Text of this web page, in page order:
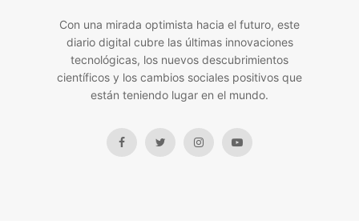
Con una mirada optimista hacia el futuro, este
diario digital cubre las últimas innovaciones
tecnológicas, los nuevos descubrimientos
científicos y los cambios sociales positivos que
están teniendo lugar en el mundo.